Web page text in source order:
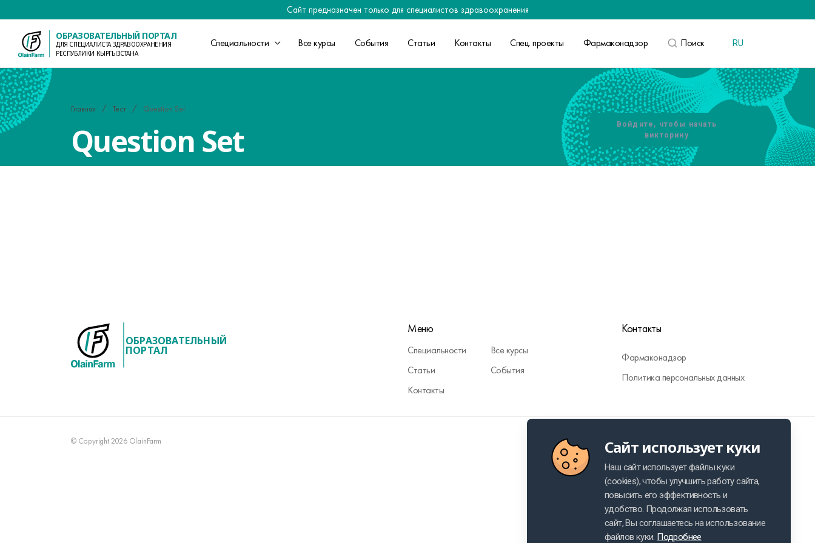
Сайт использует куки
Наш сайт использует файлы куки
(cookies), чтобы улучшить работу сайта,
повысить его эффективность и
удобство. Продолжая использовать
сайт, Вы соглашаетесь на использование
файлов куки. Подробнее
Сайт предназначен только для специалистов здравоохранения
ОБРАЗОВАТЕЛЬНЫЙ ПОРТАЛ
ДЛЯ СПЕЦИАЛИСТА ЗДРАВООХРАНЕНИЯ
РЕСПУБЛИКИ КЫРГЫЗСТАНА
Специальности Все курсы События Статьи Контакты Спец. проекты Фармаконадзор Поиск RU
Главная Тест Question Set
Question Set
Войдите, чтобы начать
викторину
ОБРАЗОВАТЕЛЬНЫЙ
ПОРТАЛ
Меню
Специальности
Все курсы
Статьи
События
Контакты
Контакты
Фармаконадзор
Политика персональных данных
© Copyright 2026 OlainFarm Made by VMK GROUP